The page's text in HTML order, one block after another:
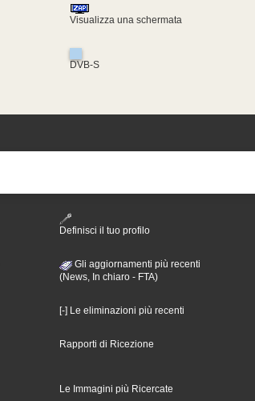
Visualizza una schermata
DVB-S
Definisci il tuo profilo
Gli aggiornamenti più recenti
(News, In chiaro - FTA)
[-] Le eliminazioni più recenti
Rapporti di Ricezione
Le Immagini più Ricercate